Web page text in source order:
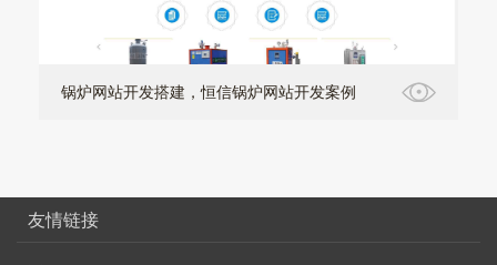
锅炉网站开发搭建，恒信锅炉网站开发案例
友情链接